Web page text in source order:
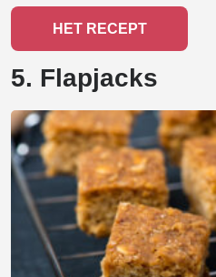
HET RECEPT
5. Flapjacks